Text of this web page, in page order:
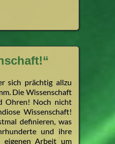
sich prächtig allzu
Die Wissenschaft
Ohren! Noch nicht
Wissenschaft!
definieren, was
und ihre
eigenen Arbeit um